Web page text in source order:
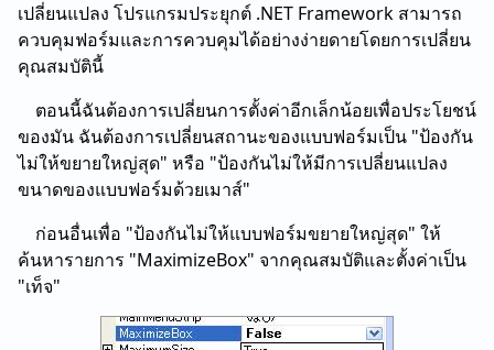
เปลี่ยนแปลง โปรแกรมประยุกต์ .NET Framework สามารถ
ควบคุมฟอร์มและการควบคุมได้อย่างง่ายดายโดยการเปลี่ยน
คุณสมบัตินี้
ตอนนี้ฉันต้องการเปลี่ยนการตั้งค่าอีกเล็กน้อยเพื่อประโยชน์
ของมัน ฉันต้องการเปลี่ยนสถานะของแบบฟอร์มเป็น "ป้องกัน
ไม่ให้ขยายใหญ่สุด" หรือ "ป้องกันไม่ให้มีการเปลี่ยนแปลง
ขนาดของแบบฟอร์มด้วยเมาส์"
ก่อนอื่นเพื่อ "ป้องกันไม่ให้แบบฟอร์มขยายใหญ่สุด" ให้
ค้นหารายการ "MaximizeBox" จากคุณสมบัติและตั้งค่าเป็น
"เท็จ"